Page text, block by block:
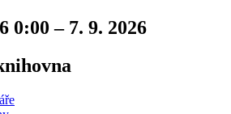
0:00 – 7. 9. 2026